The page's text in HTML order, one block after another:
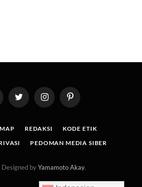
Twitter InstagramPinterest
REDAKSI
KODE ETIK
PEDOMAN MEDIA SIBER
byYamamoto Akay.